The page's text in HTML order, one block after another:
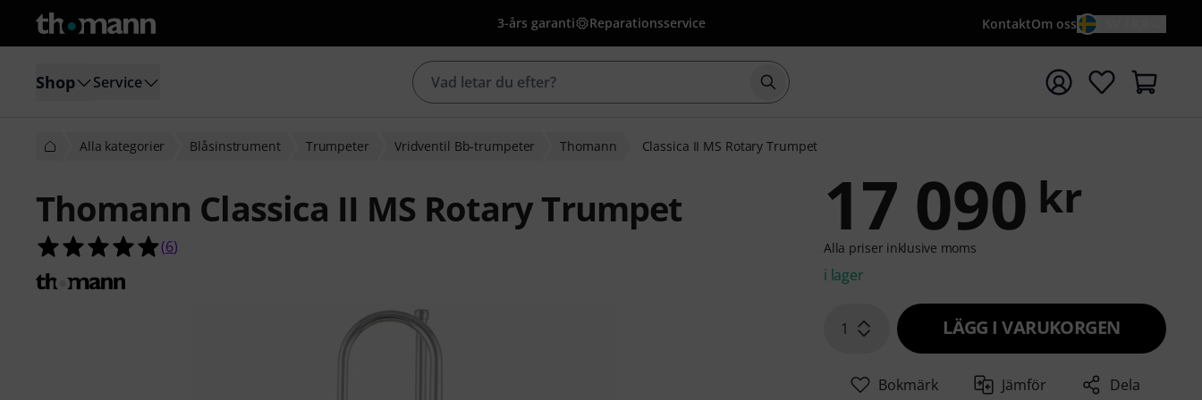
3-års garanti Reparationsservice KontaktOm oss
Shop Service Börja sökningen med söktermen {searchTerm}
Alla kategorier Blåsinstrument Trumpeter Vridventil Bb-trumpeter Thomann Classica II MS Rotary Trumpet
Thomann Classica II MS Rotary Trumpet
5.0 av 5 stjärnor från 6 kundbetyg
(6) 17 090 kr
Alla priser inklusive moms
i lager
1 LÄGG I VARUKORGEN
Bokmärk Jämför Dela